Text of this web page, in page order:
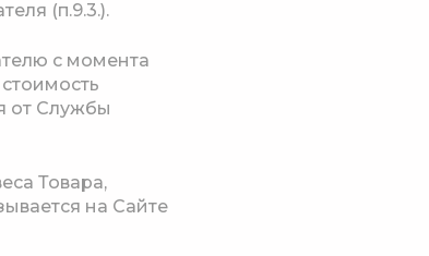
(п.9.3.).
с момента
от Службы
Товара,
на Сайте